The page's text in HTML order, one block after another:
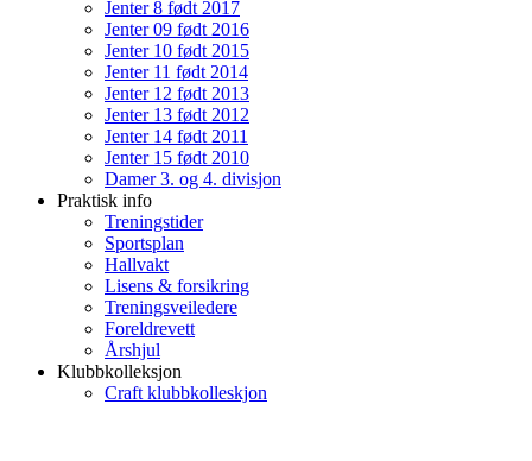
Jenter 8 født 2017
Jenter 09 født 2016
Jenter 10 født 2015
Jenter 11 født 2014
Jenter 12 født 2013
Jenter 13 født 2012
Jenter 14 født 2011
Jenter 15 født 2010
Damer 3. og 4. divisjon
Praktisk info
Treningstider
Sportsplan
Hallvakt
Lisens & forsikring
Treningsveiledere
Foreldrevett
Årshjul
Klubbkolleksjon
Craft klubbkolleskjon